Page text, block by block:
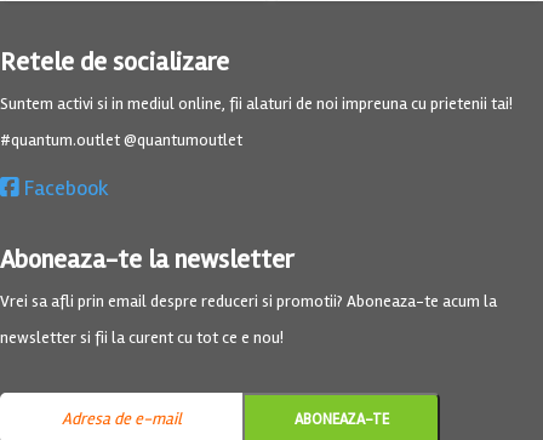
Retele de socializare
Suntem activi si in mediul online, fii alaturi de noi impreuna cu prietenii tai!
#quantum.outlet @quantumoutlet
Facebook
Aboneaza-te la newsletter
Vrei sa afli prin email despre reduceri si promotii? Aboneaza-te acum la
newsletter si fii la curent cu tot ce e nou!